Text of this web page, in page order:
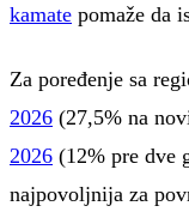
kamate pomaže da
Za poređenje sa
2026 (27,5% na
2026 (12% pre dve
najpovoljnija za